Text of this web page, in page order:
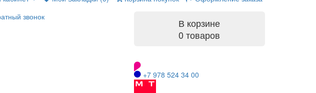
звонок
В корзине
0 товаров
+7 978 524 34 00